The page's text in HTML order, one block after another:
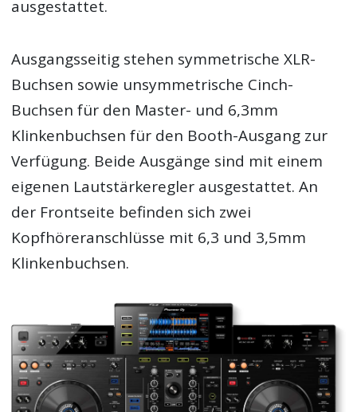
ausgestattet.
Ausgangsseitig stehen symmetrische XLR-
Buchsen sowie unsymmetrische Cinch-
Buchsen für den Master- und 6,3mm
Klinkenbuchsen für den Booth-Ausgang zur
Verfügung. Beide Ausgänge sind mit einem
eigenen Lautstärkeregler ausgestattet. An
der Frontseite befinden sich zwei
Kopfhöreranschlüsse mit 6,3 und 3,5mm
Klinkenbuchsen.